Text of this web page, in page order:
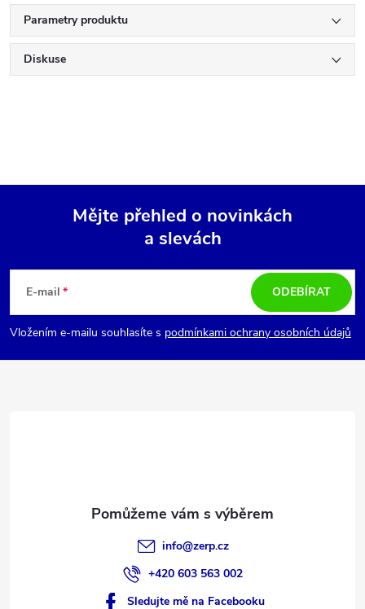
Parametry produktu
Diskuse
p
a
Mějte přehled o novinkách
a slevách
E-mail
Vložením e-mailu souhlasíte s podmínkami ochrany osobních údajů
ODEBÍRAT
info@zerp.cz
+420 603 563 002
Sledujte mě na Facebooku